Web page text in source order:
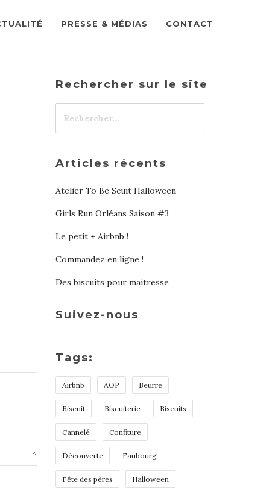
PRESSE & MÉDIAS CONTACT
Rechercher sur le site
Articles récents
Atelier To Be Scuit Halloween
Girls Run Orléans Saison #3
Le petit + Airbnb !
Commandez en ligne !
Des biscuits pour maitresse
Suivez-nous
Tags:
Airbnb AOP Beurre
Biscuit Biscuiterie Biscuits
Cannelé Confiture
Découverte Faubourg
Fête des pères Halloween